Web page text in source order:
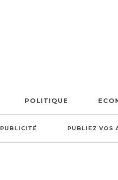
POLITIQUE
PUBLICITÉ PUBLIEZ VOS